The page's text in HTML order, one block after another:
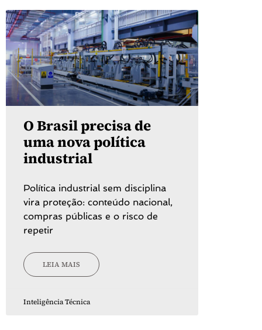
O Brasil precisa de
uma nova política
industrial
Política industrial sem disciplina
vira proteção: conteúdo nacional,
compras públicas e o risco de
repetir
LEIA MAIS
Inteligência Técnica